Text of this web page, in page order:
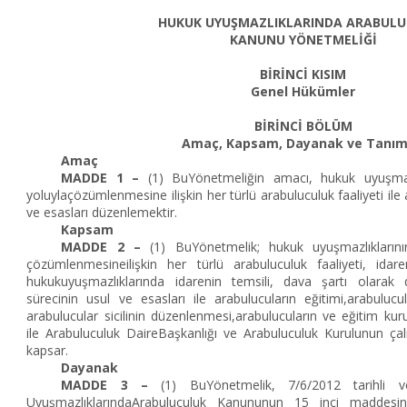
HUKUK UYUŞMAZLIKLARINDA
KANUNU YÖNETMELİĞİ
BİRİNCİ KISIM
Genel Hükümler
BİRİNCİ BÖLÜM
Amaç, Kapsam, Dayanak ve
Amaç
MADDE 1 – (1) BuYönetmeliğin amacı, hukuk
yoluylaçözümlenmesine ilişkin her türlü arabuluculuk faaliyeti ile
ve esasları düzenlemektir.
Kapsam
MADDE 2 – (1) BuYönetmelik; hukuk
çözümlenmesineilişkin her türlü arabuluculuk faaliyeti,
hukukuyuşmazlıklarında idarenin temsili, dava şartı olarak
sürecinin usul ve esasları ile arabulucuların
arabulucular sicilinin düzenlenmesi,arabulucuların ve eğitim
ile Arabuluculuk DaireBaşkanlığı ve Arabuluculuk Kurulunun
kapsar.
Dayanak
MADDE 3 – (1) BuYönetmelik, 7/6/2012 tarihli
UyuşmazlıklarındaArabuluculuk Kanununun 15 inci